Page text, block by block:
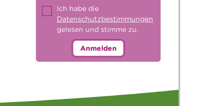
Ich habe die
Datenschutzbestimmungen
gelesen und stimme zu.
Anmelden